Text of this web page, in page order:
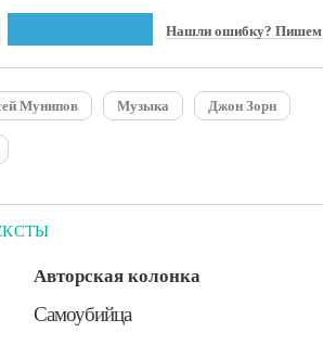
Нашли ошибку? Пишем
Мунипов Музыка Джон Зорн
Авторская колонка
​Самоубийца